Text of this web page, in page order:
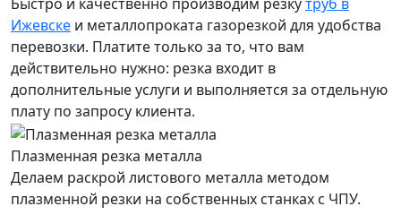
Ижевске и металлопроката газорезкой для удобства
перевозки. Платите только за то, что вам
действительно нужно: резка входит в
дополнительные услуги и выполняется за отдельную
плату по запросу клиента.
Плазменная резка металла
Делаем раскрой листового металла методом
плазменной резки на собственных станках с ЧПУ.